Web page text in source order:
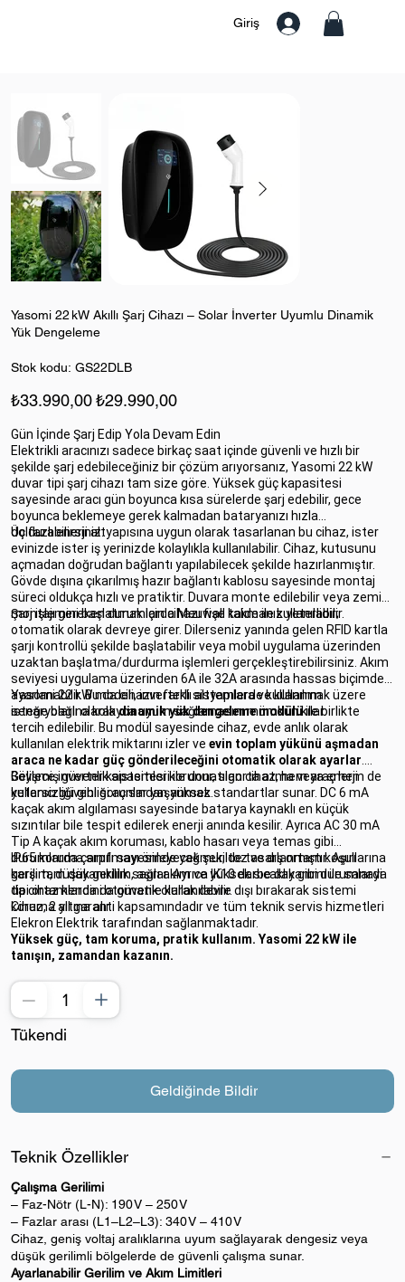
Giriş
Yasomi 22 kW Akıllı Şarj Cihazı – Solar İnverter Uyumlu Dinamik
Yük Dengeleme
Stok kodu: Stok
kodu:
GS22DLB
Orijinal
fiyat
₺33.990,00 İndirimli
fiyat
₺29.990,00
Gün İçinde Şarj Edip Yola Devam Edin
Elektrikli aracınızı sadece birkaç saat içinde güvenli ve hızlı bir
şekilde şarj edebileceğiniz bir çözüm arıyorsanız, Yasomi 22 kW
duvar tipi şarj cihazı tam size göre. Yüksek güç kapasitesi
sayesinde aracı gün boyunca kısa sürelerde şarj edebilir, gece
boyunca beklemeye gerek kalmadan bataryanızı hızla
doldurabilirsiniz.
Üç fazlı enerji altyapısına uygun olarak tasarlanan bu cihaz, ister
evinizde ister iş yerinizde kolaylıkla kullanılabilir. Cihaz, kutusunu
açmadan doğrudan bağlantı yapılabilecek şekilde hazırlanmıştır.
Gövde dışına çıkarılmış hazır bağlantı kablosu sayesinde montaj
süreci oldukça hızlı ve pratiktir. Duvara monte edilebilir veya zemin
montajı gereken durumlarda Meuwall kaide ile kullanılabilir.
Şarj işlemini başlatmak için cihazı fişe takmanız yeterlidir;
otomatik olarak devreye girer. Dilerseniz yanında gelen RFID kartla
şarjı kontrollü şekilde başlatabilir veya mobil uygulama üzerinden
uzaktan başlatma/durdurma işlemleri gerçekleştirebilirsiniz. Akım
seviyesi uygulama üzerinden 6A ile 32A arasında hassas biçimde
ayarlanabilir. Bu da cihazın farklı altyapılara ve kullanım
senaryolarına kolayca uyum sağlamasını mümkün kılar.
Yasomi 22 kW modeli, inverterli sistemlerde kullanılmak üzere
isteğe bağlı olarakdinamik yük dengeleme modülüile birlikte
tercih edilebilir. Bu modül sayesinde cihaz, evde anlık olarak
kullanılan elektrik miktarını izler ve evin toplam yükünü aşmadan
araca ne kadar güç gönderileceğini otomatik olarak ayarlar
Böylece inverter kapasitesi korunur, sigorta atma veya enerji
yetersizliği gibi sorunlar yaşanmaz.
Gelişmiş güvenlik sistemleri ile donatılan cihaz, hem araç hem de
kullanıcı güvenliği açısından yüksek standartlar sunar. DC 6 mA
kaçak akım algılaması sayesinde batarya kaynaklı en küçük
sızıntılar bile tespit edilerek enerji anında kesilir. Ayrıca AC 30 mA
Tip A kaçak akım koruması, kablo hasarı veya temas gibi
durumlarda çarpılmayı önleyecek şekilde tasarlanmıştır. Aşırı
gerilim, düşük gerilim, aşırı akım ve yüksek sıcaklık gibi durumlarda
da cihaz kendini otomatik olarak devre dışı bırakarak sistemi
koruma altına alır.
IP65 koruma sınıfı sayesinde yağmur, toz ve dış ortam koşullarına
karşı tam dayanıklılık sağlar. Ayrıca IK10 darbe dayanımı ile sanayi
tipi ortamlarda da güvenle kullanılabilir.
Cihaz, 2 yıl garanti kapsamındadır ve tüm teknik servis hizmetleri
Elekron Elektrik tarafından sağlanmaktadır.
Yüksek güç, tam koruma, pratik kullanım. Yasomi 22 kW ile
tanışın, zamandan kazanın.
Tükendi
Geldiğinde Bildir
Teknik Özellikler
Çalışma Gerilimi
– Faz-Nötr (L-N): 190 V – 250 V
– Fazlar arası (L1–L2–L3): 340 V – 410 V
Cihaz, geniş voltaj aralıklarına uyum sağlayarak dengesiz veya
düşük gerilimli bölgelerde de güvenli çalışma sunar.
Ayarlanabilir Gerilim ve Akım Limitleri